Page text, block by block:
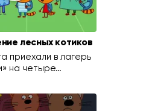
лесных котиков
приехали в лагерь
на четыре…